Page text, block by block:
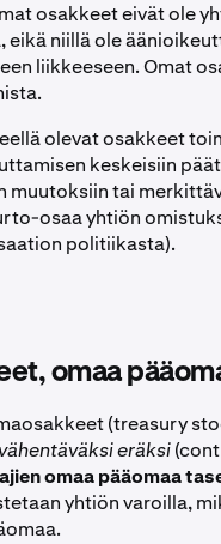
osakkeet eivät ole
eikä niillä ole
liikkeeseen. Omat
olevat osakkeet
keskeisiin
muutoksiin tai
osaa yhtiön
politiikasta).
omaa
(treasury
eräksi
omaa pääomaa
yhtiön varoilla,